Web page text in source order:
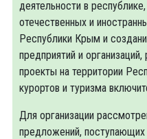
деятельности в
отечественных и
Республики Крым и
предприятий и
проекты на территории
курортов и туризма
Для организации
предложений,